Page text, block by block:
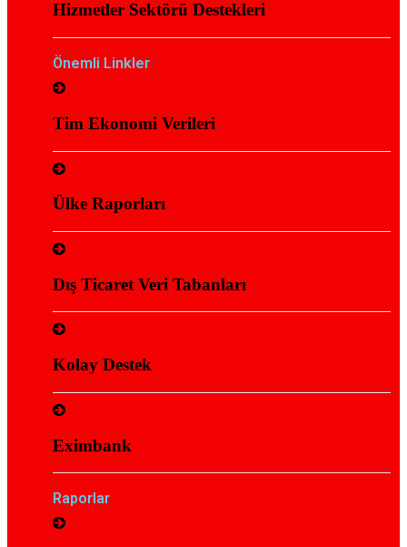
Hizmetler Sektörü Destekleri
Önemli Linkler
Tim Ekonomi Verileri
Ülke Raporları
Dış Ticaret Veri Tabanları
Kolay Destek
Eximbank
Raporlar